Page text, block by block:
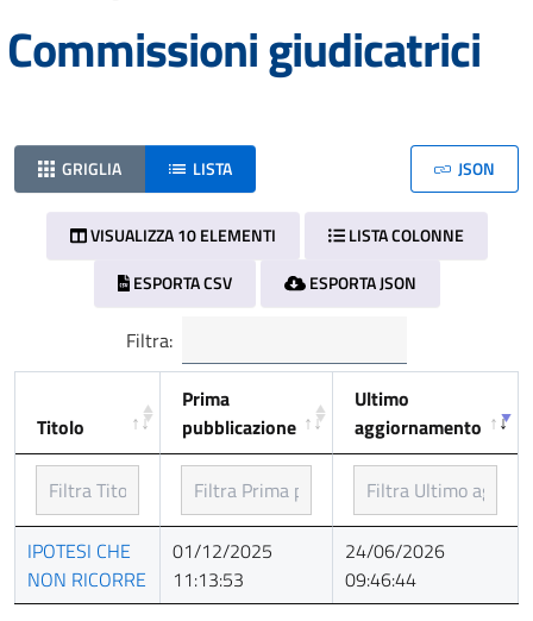
Commissioni giudicatrici
GRIGLIA LISTA JSON
VISUALIZZA 10 ELEMENTI
LISTA COLONNE
ESPORTA CSV
ESPORTA JSON
Filtra:
Titolo
Prima
pubblicazione
Ultimo
aggiornamento
Titolo
Prima
pubblicazione
Ultimo
aggiornamento
IPOTESI CHE
NON RICORRE
01/12/2025
11:13:53
24/06/2026
09:46:44